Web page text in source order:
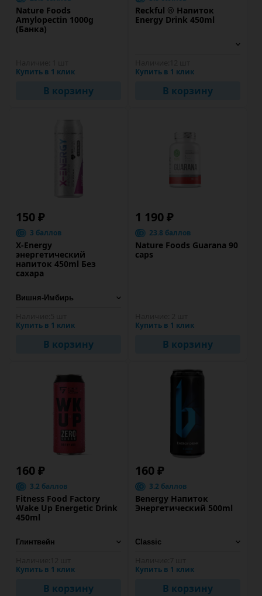
Nature Foods
Amylopectin 1000g
(Банка)
Купить в 1 клик
В корзину
Reckful ® Напиток
Energy Drink 450ml
Купить в 1 клик
В корзину
150 ₽
3 баллов
X-Energy
энергетический
напиток 450ml Без
сахара
Купить в 1 клик
В корзину
1 190 ₽
23.8 баллов
Nature Foods Guarana 90
caps
Купить в 1 клик
В корзину
160 ₽
3.2 баллов
Fitness Food Factory
Wake Up Energetic Drink
450ml
Купить в 1 клик
В корзину
160 ₽
3.2 баллов
Benergy Напиток
Энергетический 500ml
Купить в 1 клик
В корзину